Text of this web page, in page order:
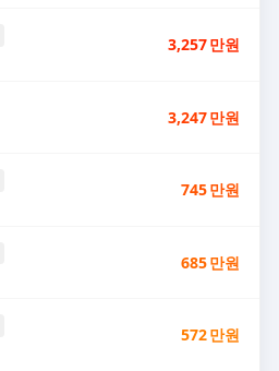
3,257만원
3,247만원
745만원
685만원
572만원